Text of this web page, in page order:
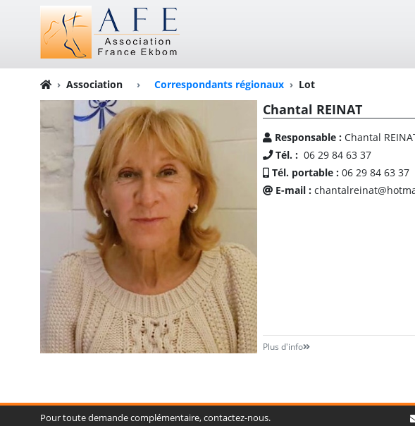
Association › Correspondants régionaux Lot
Chantal REINAT
Responsable : Chantal
Tél. : 06 29 84 63 37
Tél. portable : 06 29 84 63 37
E-mail :
Plus d'info
Pour toute demande complémentaire, contactez-nous.